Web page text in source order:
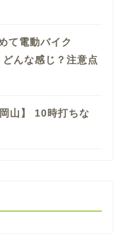
て電動バイク
どんな感じ？注意点
山】 10時打ちな